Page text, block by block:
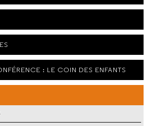
: LE COIN DES ENFANTS